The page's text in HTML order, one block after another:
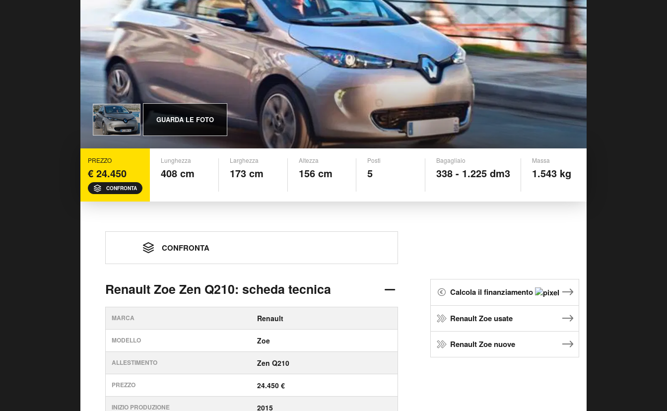
GUARDA LE FOTO
PREZZO
€ 24.450
CONFRONTA
Lunghezza
408 cm
Larghezza
173 cm
Altezza
156 cm
Posti
5
Bagagliaio
338 - 1.225 dm3
Massa
1.543 kg
CONFRONTA
Renault Zoe Zen Q210: scheda tecnica
MARCA Renault
MODELLO Zoe
ALLESTIMENTO Zen Q210
PREZZO 24.450 €
INIZIO PRODUZIONE 2015
Calcola il finanziamento
Renault Zoe usate
Renault Zoe nuove